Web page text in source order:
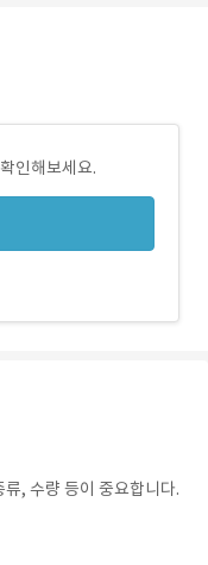
인해보세요.
, 수량 등이 중요합니다.